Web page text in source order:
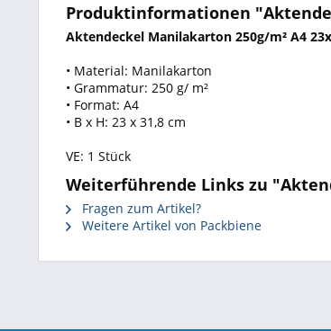
Produktinformationen
Aktendeckel Manilakarton 250g/m² A4
• Material: Manilakarton
• Grammatur: 250 g/ m²
• Format: A4
• B x H: 23 x 31,8 cm
VE: 1 Stück
Weiterführende Links zu
Fragen zum Artikel?
Weitere Artikel von Packbiene